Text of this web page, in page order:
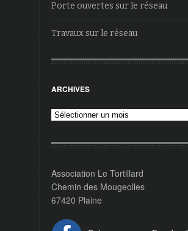
Porte ouvertes sur le réseau
Travaux sur le réseau
ARCHIVES
Archives
Association Le Tortillard
Chemin des Mougeolles
67420 Plaine